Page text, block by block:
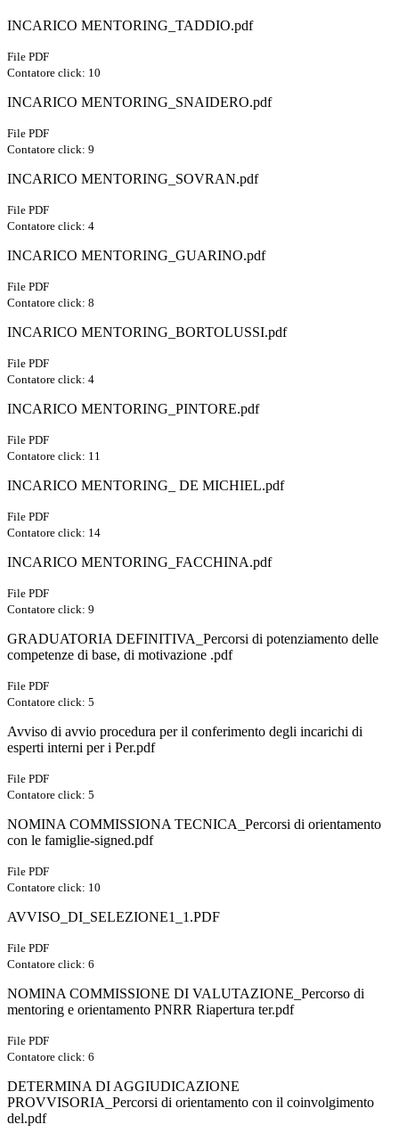
INCARICO MENTORING_TADDIO.pdf
File PDF
Contatore click: 10
INCARICO MENTORING_SNAIDERO.pdf
File PDF
Contatore click: 9
INCARICO MENTORING_SOVRAN.pdf
File PDF
Contatore click: 4
INCARICO MENTORING_GUARINO.pdf
File PDF
Contatore click: 8
INCARICO MENTORING_BORTOLUSSI.pdf
File PDF
Contatore click: 4
INCARICO MENTORING_PINTORE.pdf
File PDF
Contatore click: 11
INCARICO MENTORING_ DE MICHIEL.pdf
File PDF
Contatore click: 14
INCARICO MENTORING_FACCHINA.pdf
File PDF
Contatore click: 9
GRADUATORIA DEFINITIVA_Percorsi di potenziamento delle
competenze di base, di motivazione .pdf
File PDF
Contatore click: 5
Avviso di avvio procedura per il conferimento degli incarichi di
esperti interni per i Per.pdf
File PDF
Contatore click: 5
NOMINA COMMISSIONA TECNICA_Percorsi di orientamento
con le famiglie-signed.pdf
File PDF
Contatore click: 10
AVVISO_DI_SELEZIONE1_1.PDF
File PDF
Contatore click: 6
NOMINA COMMISSIONE DI VALUTAZIONE_Percorso di
mentoring e orientamento PNRR Riapertura ter.pdf
File PDF
Contatore click: 6
DETERMINA DI AGGIUDICAZIONE
PROVVISORIA_Percorsi di orientamento con il coinvolgimento
del.pdf